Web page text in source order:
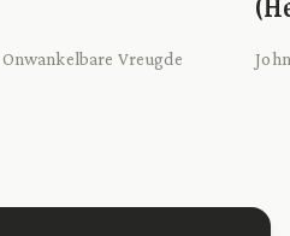
Onwankelbare Vreugde